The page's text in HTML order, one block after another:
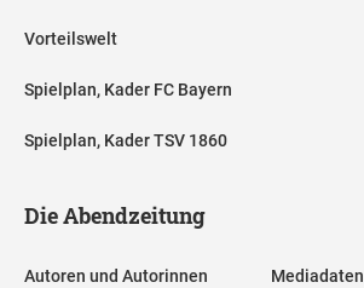
Vorteilswelt
Spielplan, Kader FC Bayern
Spielplan, Kader TSV 1860
Die Abendzeitung
Autoren und Autorinnen Mediadaten